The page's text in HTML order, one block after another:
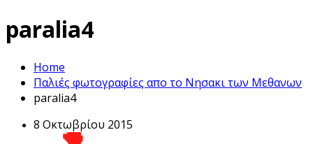
paralia4
Home
Παλιές φωτογραφίες απο το Νησακι των Μεθανων
paralia4
8 Οκτωβρίου 2015